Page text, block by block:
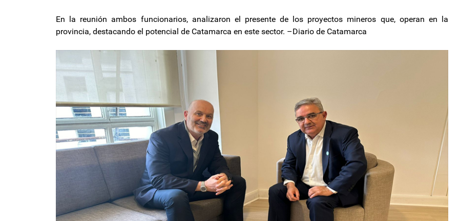
En la reunión ambos funcionarios, analizaron el presente de los proyectos mineros que, operan en la
provincia, destacando el potencial de Catamarca en este sector. –Diario de Catamarca